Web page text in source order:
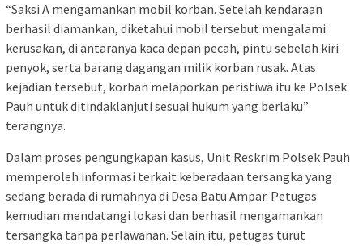
“Saksi A mengamankan mobil korban. Setelah kendaraan
berhasil diamankan, diketahui mobil tersebut mengalami
kerusakan, di antaranya kaca depan pecah, pintu sebelah kiri
penyok, serta barang dagangan milik korban rusak. Atas
kejadian tersebut, korban melaporkan peristiwa itu ke Polsek
Pauh untuk ditindaklanjuti sesuai hukum yang berlaku”
terangnya.
Dalam proses pengungkapan kasus, Unit Reskrim Polsek Pauh
memperoleh informasi terkait keberadaan tersangka yang
sedang berada di rumahnya di Desa Batu Ampar. Petugas
kemudian mendatangi lokasi dan berhasil mengamankan
tersangka tanpa perlawanan. Selain itu, petugas turut